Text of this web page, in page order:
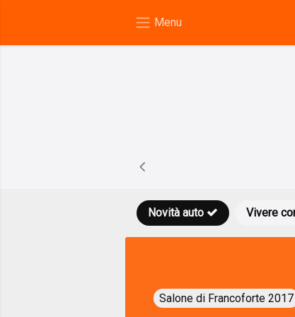
Novità auto Vivere
Salone di Francoforte 2017